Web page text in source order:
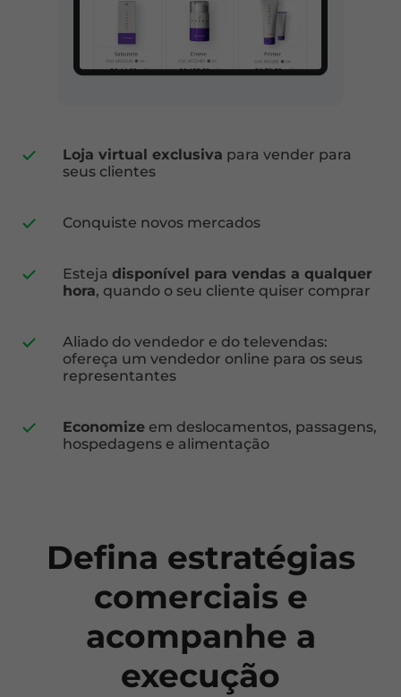
Loja virtual exclusiva para vender para
seus clientes
Conquiste novos mercados
Esteja disponível para vendas a qualquer
hora, quando o seu cliente quiser comprar
Aliado do vendedor e do televendas:
ofereça um vendedor online para os seus
representantes
Economize em deslocamentos, passagens,
hospedagens e alimentação
Defina estratégias
comerciais e
acompanhe a
execução